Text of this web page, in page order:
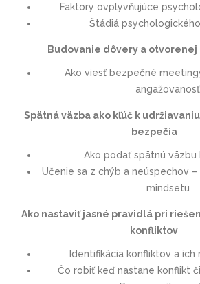
Faktory ovplyvňujúce
Štádiá
Budovanie dôvery a otvorenej
Ako viesť bezpečné
angažovanosť
Spätná väzba ako kľúč k
bezpečia
Ako podať spätnú väzbu
Učenie sa z chýb a neúspechov
mindsetu
Ako nastaviť jasné pravidlá pri
konfliktov
Identifikácia konfliktov a ich
Čo robiť keď nastane konflikt